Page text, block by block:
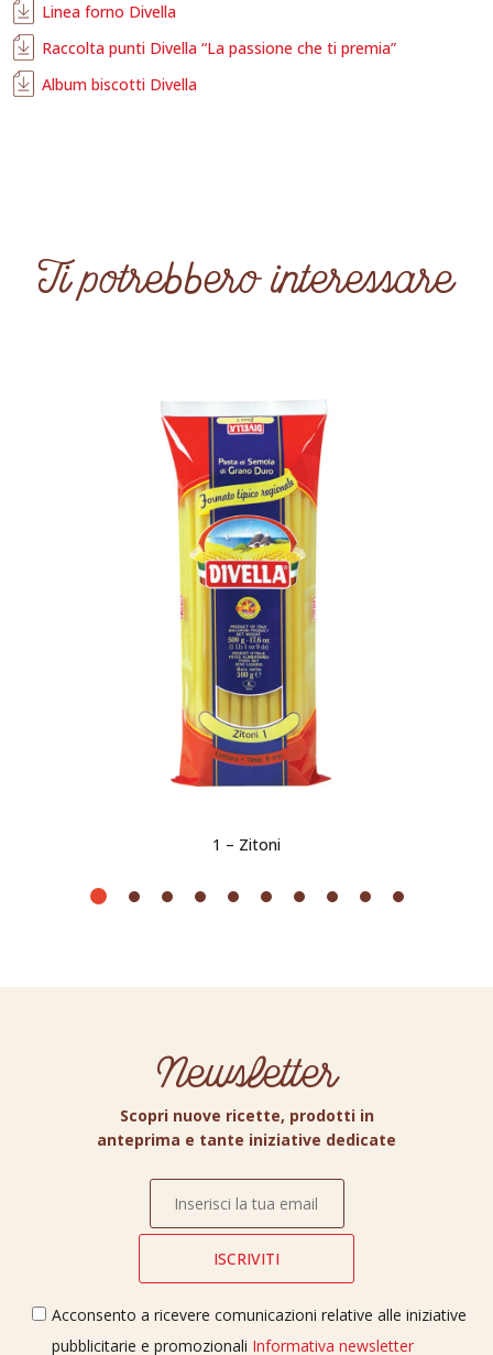
Linea forno Divella
Raccolta punti Divella “La passione che ti premia”
Album biscotti Divella
Ti potrebbero interessare
1 – Zitoni
Newsletter
Scopri nuove ricette, prodotti in
anteprima e tante iniziative dedicate
Acconsento a ricevere comunicazioni relative alle iniziative
pubblicitarie e promozionali Informativa newsletter